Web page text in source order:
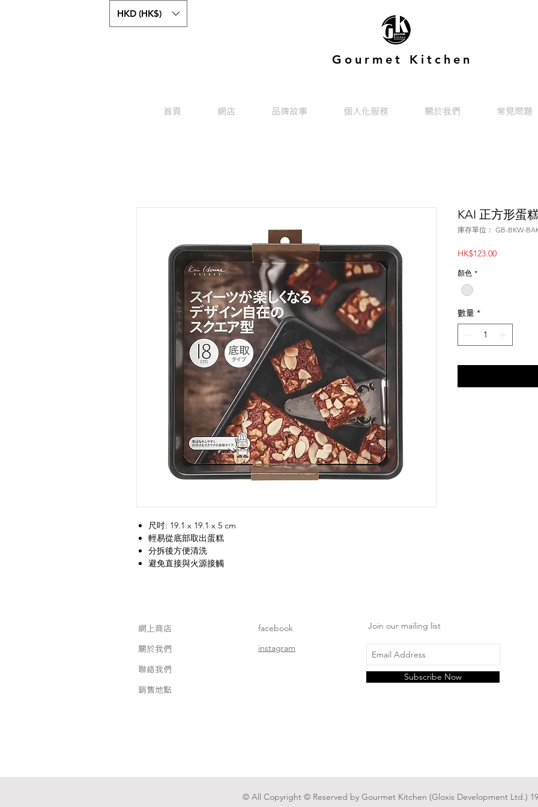
HKD (HK$)
Gourmet Kitchen
首頁 網店 品牌故事 個人化服務 關於我們 常見問題
尺吋: 19.1 x 19.1 x 5 cm
輕易從底部取出蛋糕
分拆後方便清洗
避免直接與火源接觸
KAI 正方形蛋
庫存單位： GB-BKW-
HK$123.00價
顏色 *
數量 *
網上商店
關於我們
聯絡我們
銷售地點
Join our mailing list
Subscribe Now
facebook
instagram
© All Copyright © Reserved by Gourmet Kitchen (Gloxis Development Ltd.)